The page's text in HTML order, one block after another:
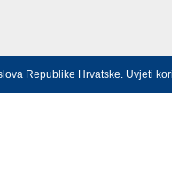
Republike Hrvatske. Uvjeti